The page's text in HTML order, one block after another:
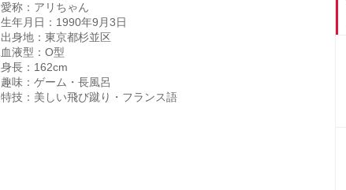
愛称：アリちゃん
生年月日：1990年9月3日
出身地：東京都杉並区
血液型：O型
身長：162cm
趣味：ゲーム・長風呂
特技：美しい飛び蹴り・フランス語